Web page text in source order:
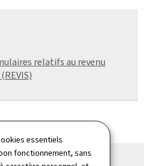
essentiels
fonctionnement, sans
relatifs au revenu